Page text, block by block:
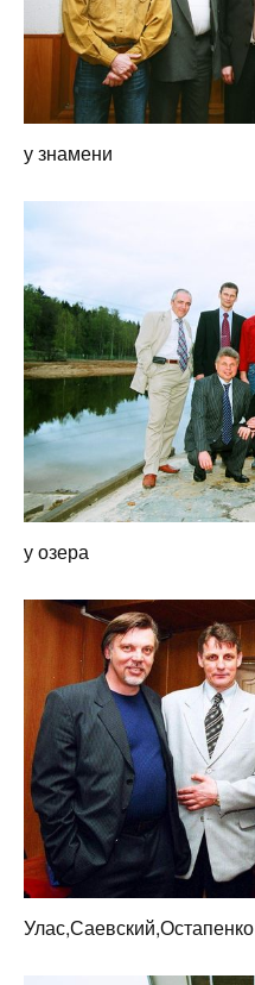
у знамени
у озера
Улас,Саевский,Остапенко